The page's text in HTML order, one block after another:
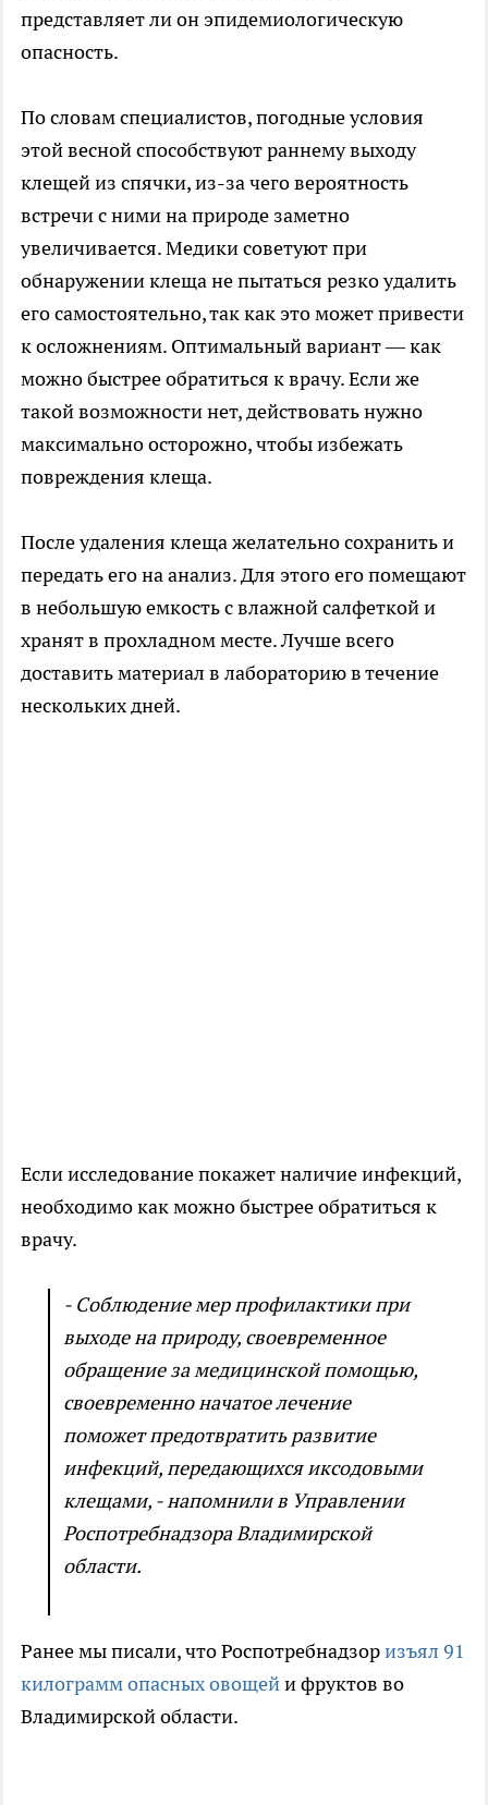
представляет ли он эпидемиологическую
опасность.
По словам специалистов, погодные условия
этой весной способствуют раннему выходу
клещей из спячки, из-за чего вероятность
встречи с ними на природе заметно
увеличивается. Медики советуют при
обнаружении клеща не пытаться резко удалить
его самостоятельно, так как это может привести
к осложнениям. Оптимальный вариант — как
можно быстрее обратиться к врачу. Если же
такой возможности нет, действовать нужно
максимально осторожно, чтобы избежать
повреждения клеща.
После удаления клеща желательно сохранить и
передать его на анализ. Для этого его помещают
в небольшую емкость с влажной салфеткой и
хранят в прохладном месте. Лучше всего
доставить материал в лабораторию в течение
нескольких дней.
Если исследование покажет наличие инфекций,
необходимо как можно быстрее обратиться к
врачу.
- Соблюдение мер профилактики при
выходе на природу, своевременное
обращение за медицинской помощью,
своевременно начатое лечение
поможет предотвратить развитие
инфекций, передающихся иксодовыми
клещами, - напомнили в Управлении
Роспотребнадзора Владимирской
области.
Ранее мы писали, что Роспотребнадзоризъял 91
килограмм опасных овощейи фруктов во
Владимирской области.